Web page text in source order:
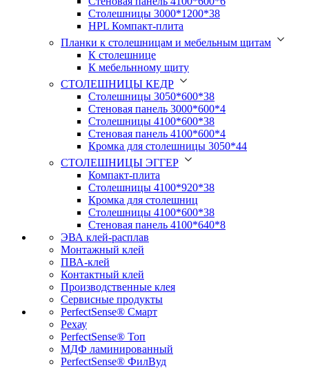
Столешницы 3000*1200*38
HPL Компакт-плита
Планки к столешницам и мебельным щитам
К столешнице
К мебельнному щиту
СТОЛЕШНИЦЫ КЕДР
Столешницы 3050*600*38
Стеновая панель 3000*600*4
Столешницы 4100*600*38
Стеновая панель 4100*600*4
Кромка для столешницы 3050*44
СТОЛЕШНИЦЫ ЭГГЕР
Компакт-плита
Столешницы 4100*920*38
Кромка для столешниц
Столешницы 4100*600*38
Стеновая панель 4100*640*8
ЭВА клей-расплав
Монтажный клей
ПВА-клей
Контактный клей
Производственные клея
Сервисные продукты
PerfectSense® Смарт
Рехау
PerfectSense® Топ
МДФ ламинированный
PerfectSense® ФилВуд